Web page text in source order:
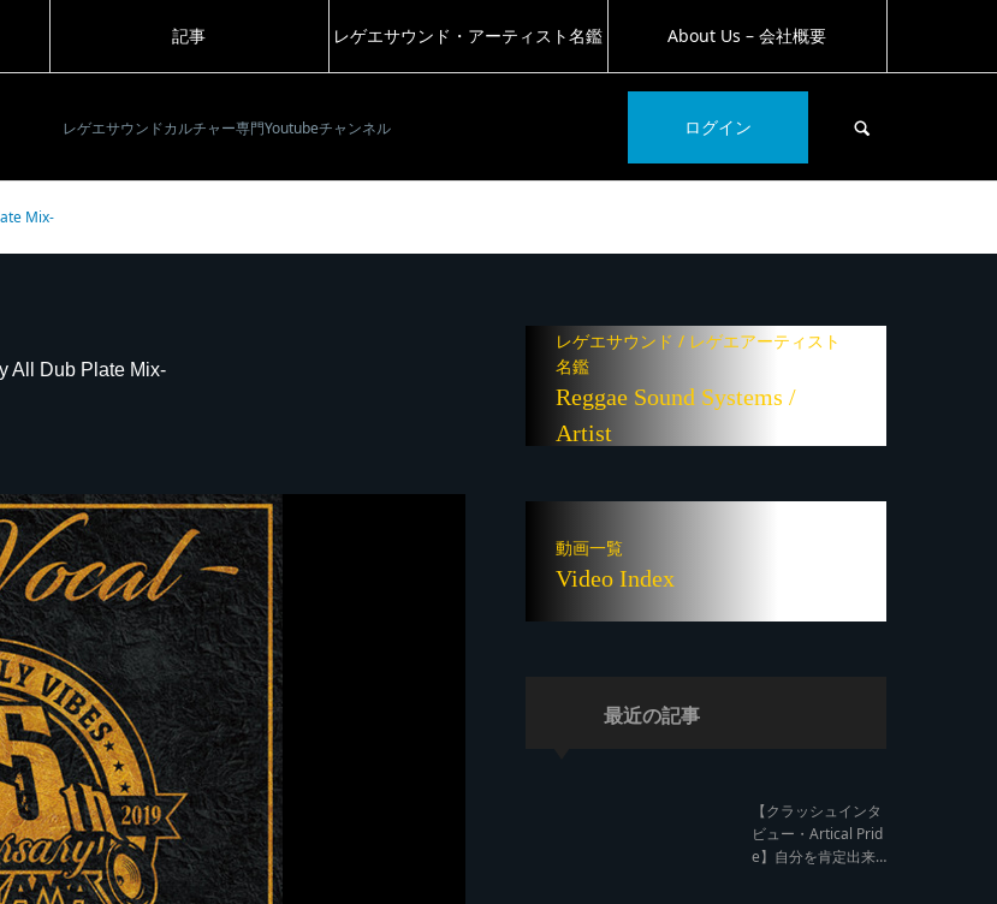
レゲエサウンドカルチャー専門Youtubeチャンネル ログイン
記事 レゲエサウンド・アーティスト名鑑 About Us – 会社概要
Mix-
All Dub Plate Mix-
レゲエサウンド / レゲエアーティスト
名鑑
Reggae Sound Systems /
Artist
動画一覧
Video Index
最近の記事
【クラッシュインタ
ビュー・Artical Prid
e】自分を肯定出来